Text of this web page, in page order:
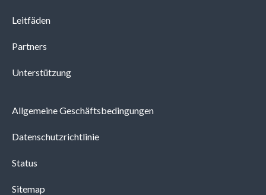
Leitfäden
Partners
Unterstützung
Allgemeine Geschäftsbedingungen
Datenschutzrichtlinie
Status
Sitemap